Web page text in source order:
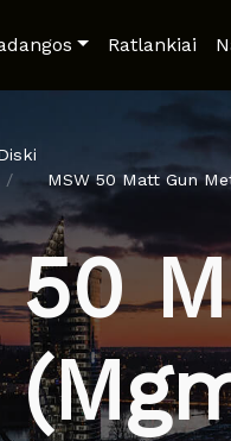
Ratlankiai
MSW 50 Matt Gun
50